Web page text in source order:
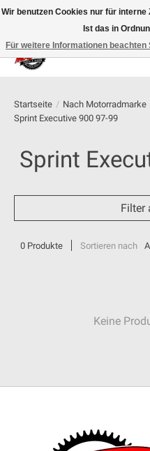
100% schweizer Onlineshop für Dein
Startseite / Nach Motorradmarke
Sprint Executive 900 97-99
Sprint
Filter
0 Produkte Sortieren nach
Keine
Wir benutzen Cookies nur für
Ist das in
Für weitere Informationen